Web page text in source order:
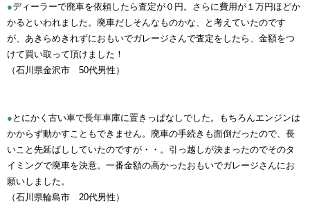
●ディーラーで廃車を依頼したら査定が０円。さらに費用が１万円ほどか
かるといわれました。廃車だしそんなものかな、と考えていたのです
が、あきらめきれずにおもいでガレージさんで査定をしたら、金額をつ
けて買い取って頂けました！
（石川県金沢市 50代男性）
● とにかく古い車で長年車庫に置きっぱなしでした。もちろんエンジンは
かからず動かすこともできません。廃車の手続きも面倒だったので、長
いこと先延ばししていたのですが・・。引っ越しが決まったのでそのタ
イミングで廃車を決意。一番金額の高かったおもいでガレージさんにお
願いしました。
（石川県輪島市 20代男性）